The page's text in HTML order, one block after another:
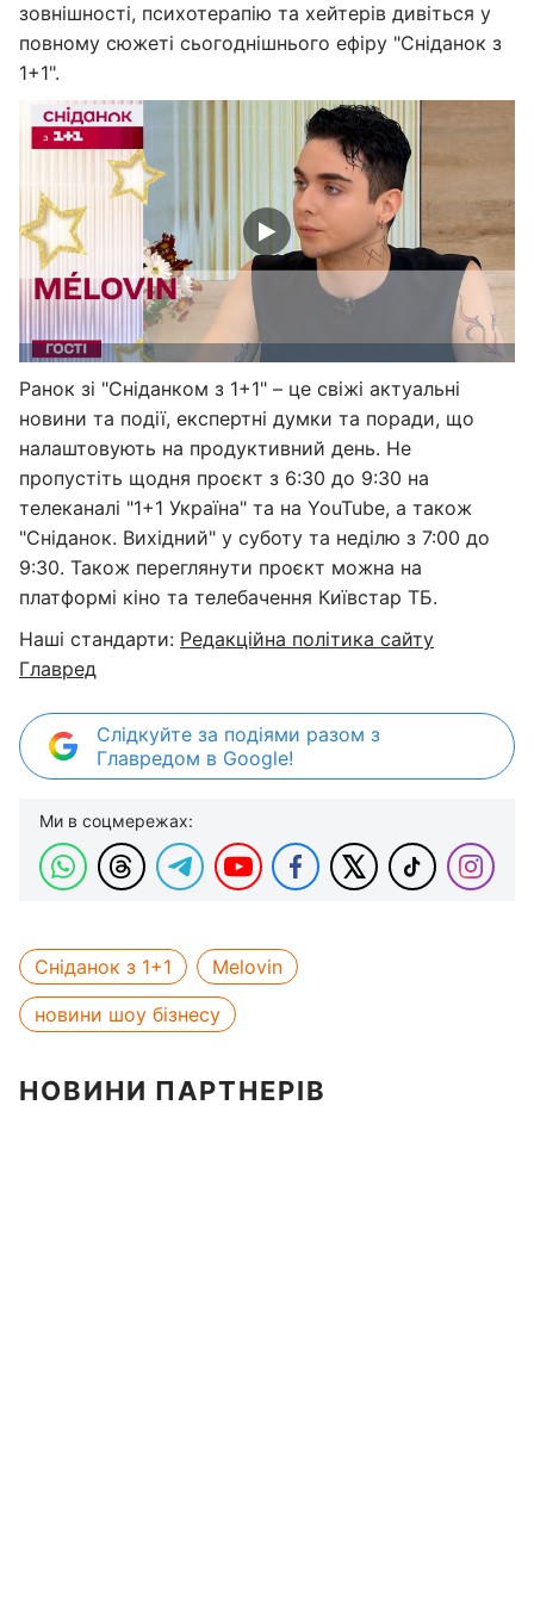
зовнішності, психотерапію та хейтерів дивіться у
повному сюжеті сьогоднішнього ефіру "Сніданок з
1+1".
Ранок зі "Сніданком з 1+1" – це свіжі актуальні
новини та події, експертні думки та поради, що
налаштовують на продуктивний день. Не
пропустіть щодня проєкт з 6:30 до 9:30 на
телеканалі "1+1 Україна" та на YouTube, а також
"Сніданок. Вихідний" у суботу та неділю з 7:00 до
9:30. Також переглянути проєкт можна на
платформі кіно та телебачення Київстар ТБ.
Наші стандарти: Редакційна політика сайту
Главред
Слідкуйте за подіями разом з
Главредом в Google!
Ми в соцмережах:
Сніданок з 1+1
Melovin
новини шоу бізнесу
НОВИНИ ПАРТНЕРІВ